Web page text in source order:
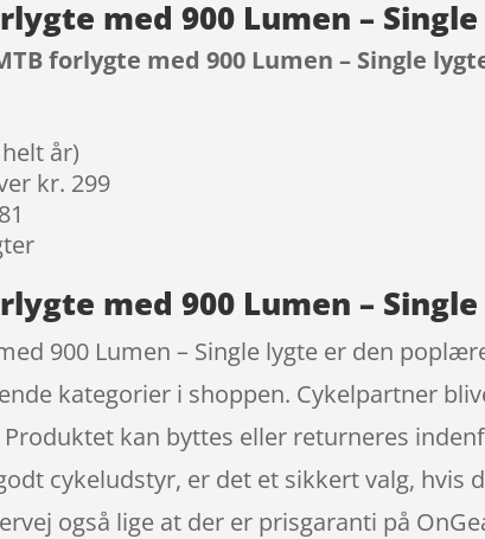
med 900 Lumen –
forlygte med 900 Lumen – Single
år)
kr. 299
med 900 Lumen –
900 Lumen – Single lygte er den
kategorier i shoppen. Cykelpartner
kan byttes eller returneres
cykeludstyr, er det et sikkert valg, hvis
også lige at der er prisgaranti på